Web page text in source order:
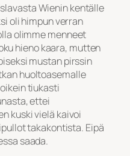
Wienin kentälle
oli himpun verran
olimme menneet
hieno kaara, mutten
mustan pirssin
huoltoasemalle
tiukasti
ettei
kuski vielä kaivoi
takakontista. Eipä
saada.